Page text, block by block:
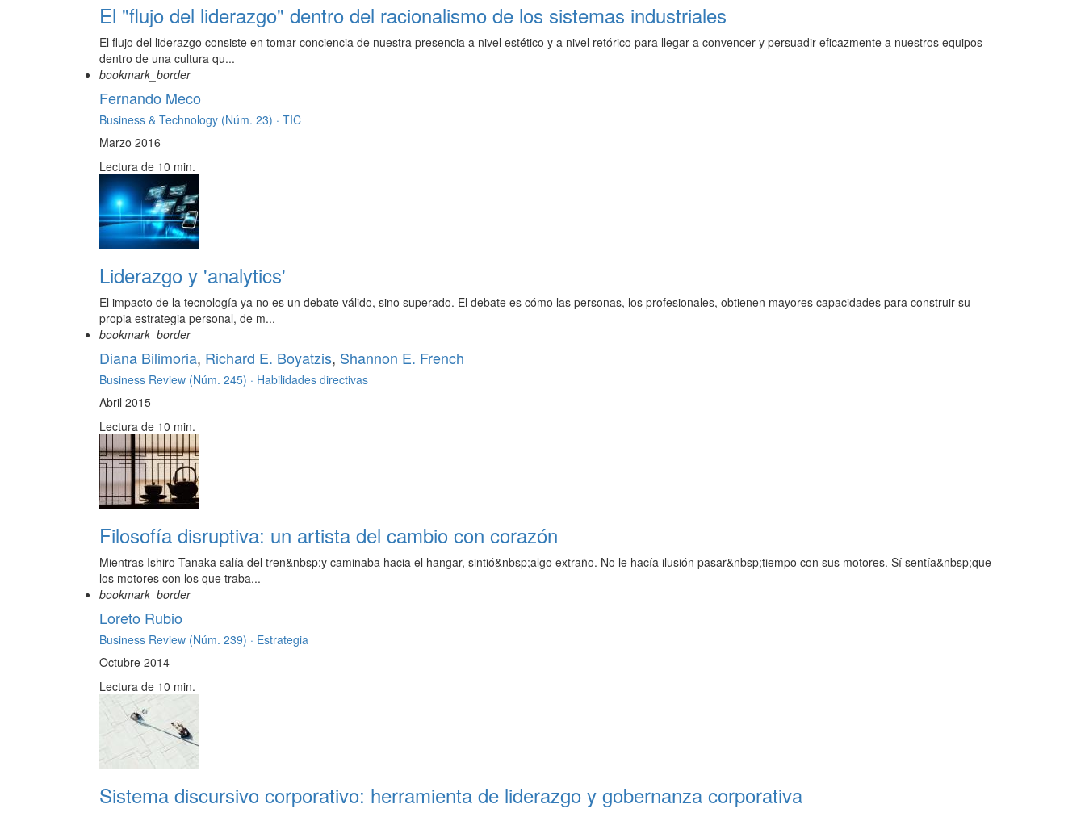
El "flujo del liderazgo" dentro del racionalismo de los sistemas industriales
El flujo del liderazgo consiste en tomar conciencia de nuestra presencia a nivel estético y a nivel retórico para llegar a convencer y persuadir eficazmente a nuestros equipos
dentro de una cultura qu...
bookmark_border
Fernando Meco
Business & Technology (Núm. 23) · TIC
Marzo 2016
Lectura de 10 min.
Liderazgo y 'analytics'
El impacto de la tecnología ya no es un debate válido, sino superado. El debate es cómo las personas, los profesionales, obtienen mayores capacidades para construir su
propia estrategia personal, de m...
bookmark_border
Diana Bilimoria, Richard E. Boyatzis, Shannon E. French
Business Review (Núm. 245) · Habilidades directivas
Abril 2015
Lectura de 10 min.
Filosofía disruptiva: un artista del cambio con corazón
Mientras Ishiro Tanaka salía del tren&nbsp;y caminaba hacia el hangar, sintió&nbsp;algo extraño. No le hacía ilusión pasar&nbsp;tiempo con sus motores. Sí sentía&nbsp;que
los motores con los que traba...
bookmark_border
Loreto Rubio
Business Review (Núm. 239) · Estrategia
Octubre 2014
Lectura de 10 min.
Sistema discursivo corporativo: herramienta de liderazgo y gobernanza corporativa